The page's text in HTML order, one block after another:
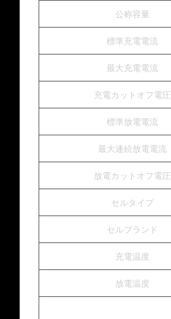
公称容量
標準充電電流
最大充電電流
充電カットオフ電圧
標準放電電流
最大連続放電電流
放電カットオフ電圧
セルタイプ
セルブランド
充電温度
放電温度